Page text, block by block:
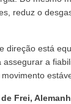
reduz o
direção está
a
Frei,